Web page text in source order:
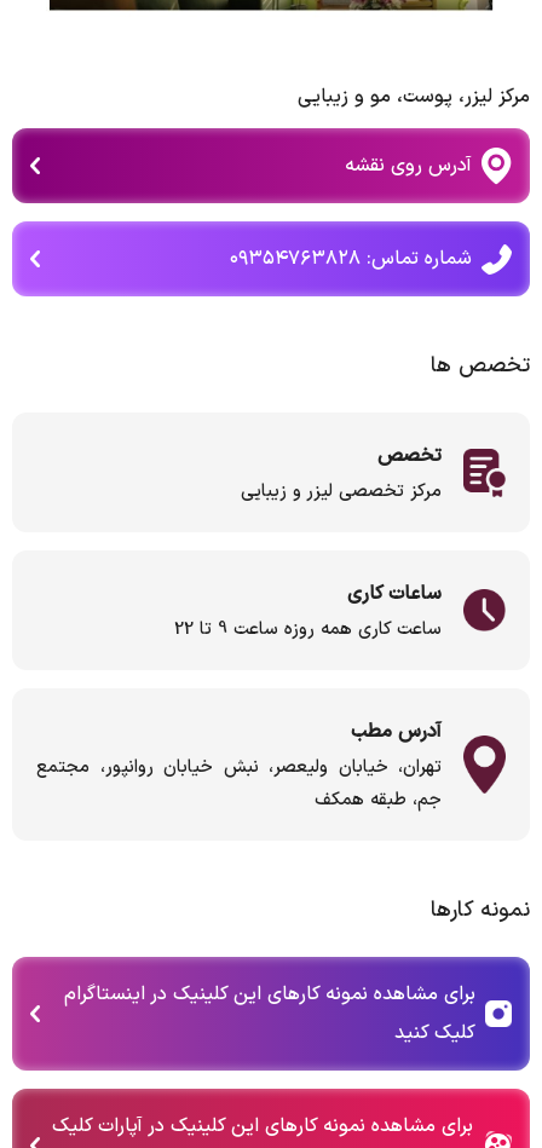
مرکز لیزر، پوست، مو و زیبایی
آدرس روی نقشه
شماره تماس: ۰۹۳۵۴۷۶۳۸۲۸
تخصص ها
تخصص
مرکز تخصصی لیزر و زیبایی
ساعات کاری
ساعت کاری همه روزه ساعت 9 تا 22
آدرس مطب
تهران، خیابان ولیعصر، نبش خیابان روانپور، مجتمع
جم، طبقه همکف
نمونه کارها
برای مشاهده نمونه کارهای این کلینیک در اینستاگرام
کلیک کنید
برای مشاهده نمونه کارهای این کلینیک در آپارات کلیک